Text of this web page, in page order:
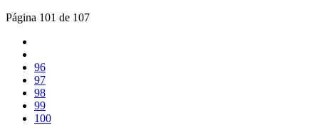
Página 101 de 107
96
97
98
99
100